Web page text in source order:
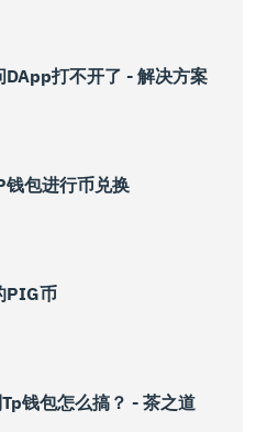
DApp打不开了 - 解决方案
钱包进行币兑换
PIG币
钱包怎么搞？ - 茶之道